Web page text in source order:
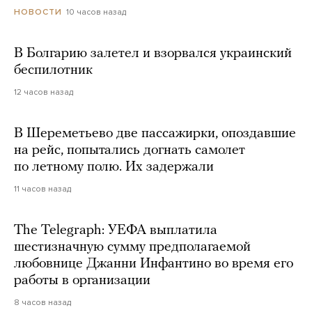
НОВОСТИ 10 часов назад
В Болгарию залетел и взорвался украинский
беспилотник
12 часов назад
В Шереметьево две пассажирки, опоздавшие
на рейс, попытались догнать самолет
по летному полю. Их задержали
11 часов назад
The Telegraph: УЕФА выплатила
шестизначную сумму предполагаемой
любовнице Джанни Инфантино во время его
работы в организации
8 часов назад